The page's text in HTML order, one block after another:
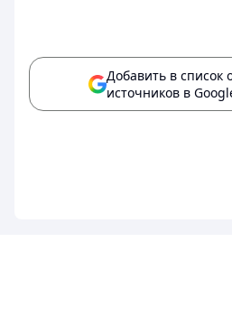
Добавить в список
источников в